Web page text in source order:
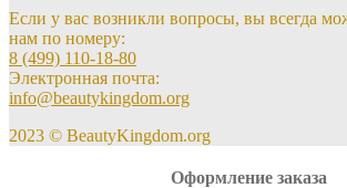
Если у вас возникли вопросы, вы всегда
нам по номеру:
8 (499) 110-18-80
Электронная почта:
info@beautykingdom.org
2023 © BeautyKingdom.org
Оформление заказа